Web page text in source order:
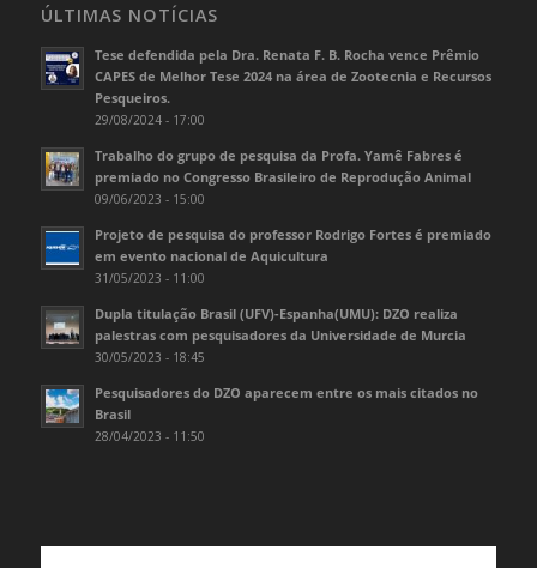
ÚLTIMAS NOTÍCIAS
Tese defendida pela Dra. Renata F. B. Rocha vence Prêmio
CAPES de Melhor Tese 2024 na área de Zootecnia e Recursos
Pesqueiros.
29/08/2024 - 17:00
Trabalho do grupo de pesquisa da Profa. Yamê Fabres é
premiado no Congresso Brasileiro de Reprodução Animal
09/06/2023 - 15:00
Projeto de pesquisa do professor Rodrigo Fortes é premiado
em evento nacional de Aquicultura
31/05/2023 - 11:00
Dupla titulação Brasil (UFV)-Espanha(UMU): DZO realiza
palestras com pesquisadores da Universidade de Murcia
30/05/2023 - 18:45
Pesquisadores do DZO aparecem entre os mais citados no
Brasil
28/04/2023 - 11:50